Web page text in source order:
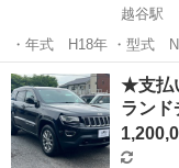
越谷駅
・年式 H18年 ・型式
録可能） ・距離
ン有ります） ・車検 R9
ミッション ...
埼玉 越谷市 越谷
★支払
ラン